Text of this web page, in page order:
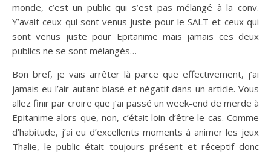
monde, c’est un public qui s’est pas mélangé à la conv.
Y’avait ceux qui sont venus juste pour le SALT et ceux qui
sont venus juste pour Epitanime mais jamais ces deux
publics ne se sont mélangés…
Bon bref, je vais arrêter là parce que effectivement, j’ai
jamais eu l’air autant blasé et négatif dans un article. Vous
allez finir par croire que j’ai passé un week-end de merde à
Epitanime alors que, non, c’était loin d’être le cas. Comme
d’habitude, j’ai eu d’excellents moments à animer les jeux
Thalie, le public était toujours présent et réceptif donc